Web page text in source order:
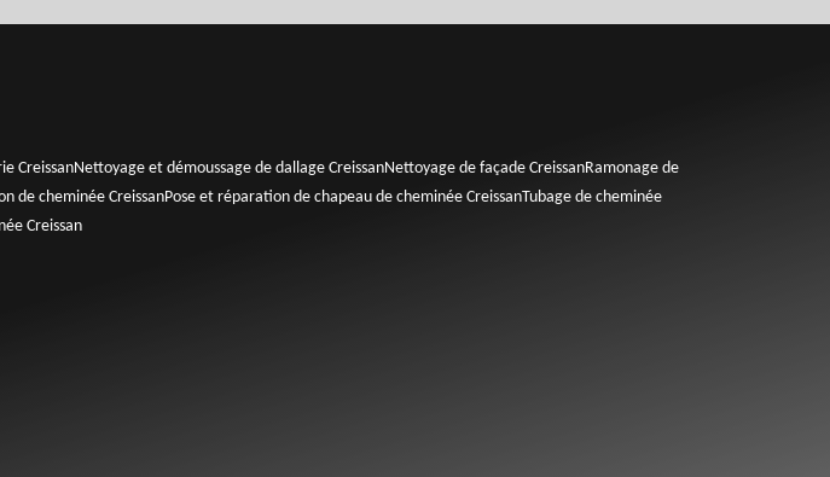
CreissanNettoyage et démoussage de dallage CreissanNettoyage de façade CreissanRamonage de
de cheminée CreissanPose et réparation de chapeau de cheminée CreissanTubage de cheminée
Creissan